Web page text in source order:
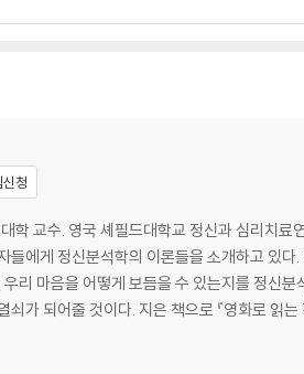
비평
서
추억」 : 그 치명적 시점화면과 방향성 없는 분노
생을 위하여
위하여
」 : 마음의 감옥을 나서며
를 통한 프로이트로의 복귀
리며
주의와 정신분석
청
학 교수. 영국 셰필드대학교 정신과 심리치
들에게 정신분석학의 이론들을 소개하고 있다
리 마음을 어떻게 보듬을 수 있는지를 정신
쇠가 되어줄 것이다. 지은 책으로 『영화로 읽는